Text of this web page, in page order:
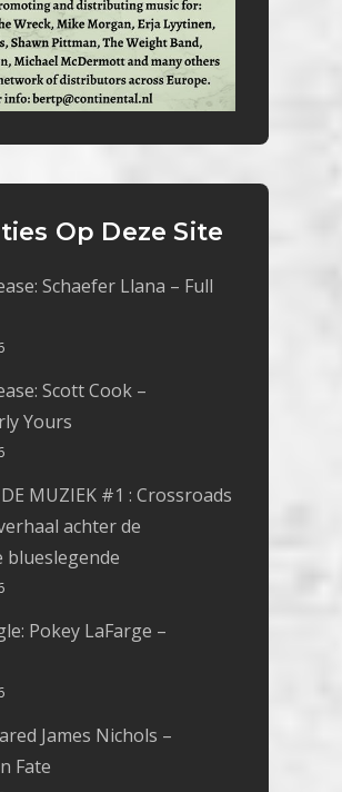
Op Deze Site
Schaefer Llana – Full
Scott Cook –
Yours
MUZIEK #1 : Crossroads
achter de
blueslegende
Pokey LaFarge –
James Nichols –
Fate